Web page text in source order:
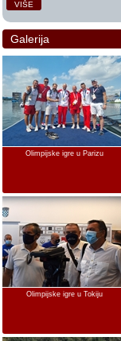
VIŠE
Galerija
Olimpijske igre u Parizu
Olimpijske igre u Tokiju